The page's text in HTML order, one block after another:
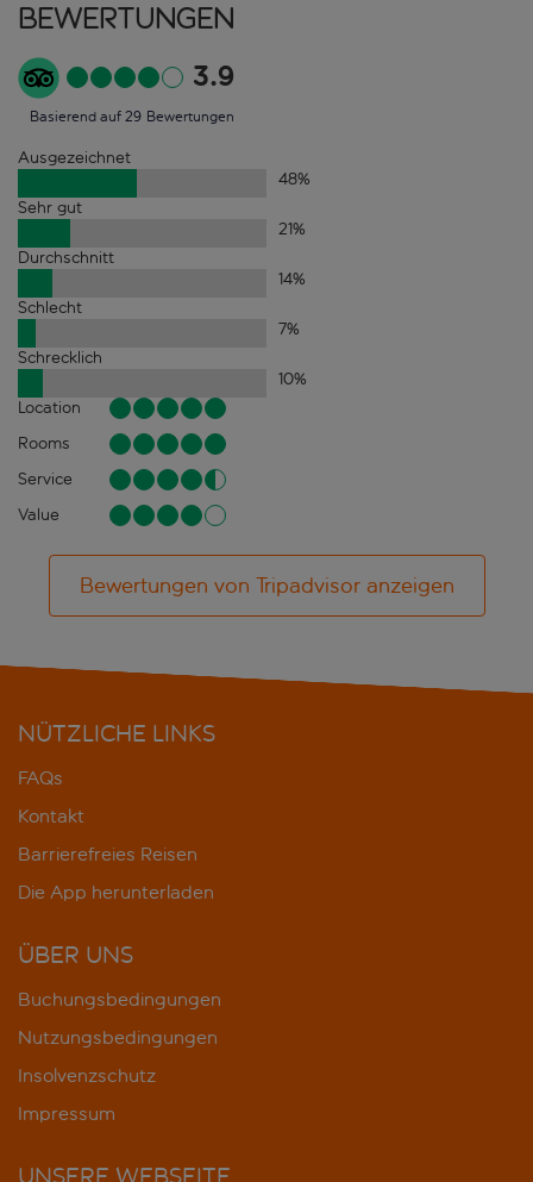
Bewertungen
3.9
Basierend auf 29 Bewertungen
Ausgezeichnet
48%
Sehr gut
21%
Durchschnitt
14%
Schlecht
7%
Schrecklich
10%
Location
Rooms
Service
Value
Bewertungen von Tripadvisor anzeigen
NÜTZLICHE LINKS
FAQs
Kontakt
Barrierefreies Reisen
Die App herunterladen
ÜBER UNS
Buchungsbedingungen
Nutzungsbedingungen
Insolvenzschutz
Impressum
UNSERE WEBSEITE